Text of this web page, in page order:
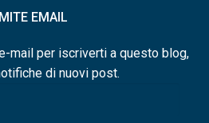
EMAIL
mail per iscriverti a questo blog,
di nuovi post.